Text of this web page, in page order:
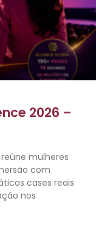
2026 –
mulheres
com
cases reais
nos